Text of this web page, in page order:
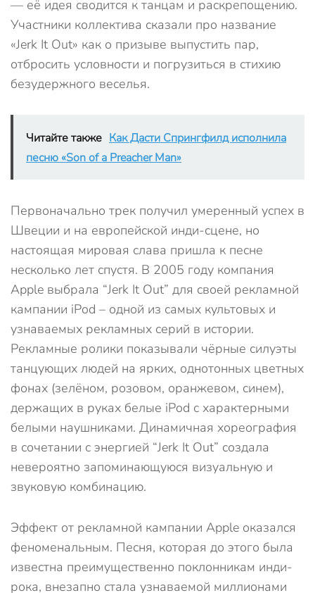
— её идея сводится к танцам и раскрепощению.
Участники коллектива сказали про название
«Jerk It Out» как о призыве выпустить пар,
отбросить условности и погрузиться в стихию
безудержного веселья.
Читайте также Как Дасти Спрингфилд исполнила
песню «Son of a Preacher Man»
Первоначально трек получил умеренный успех в
Швеции и на европейской инди-сцене, но
настоящая мировая слава пришла к песне
несколько лет спустя. В 2005 году компания
Apple выбрала “Jerk It Out” для своей рекламной
кампании iPod – одной из самых культовых и
узнаваемых рекламных серий в истории.
Рекламные ролики показывали чёрные силуэты
танцующих людей на ярких, однотонных цветных
фонах (зелёном, розовом, оранжевом, синем),
держащих в руках белые iPod с характерными
белыми наушниками. Динамичная хореография
в сочетании с энергией “Jerk It Out” создала
невероятно запоминающуюся визуальную и
звуковую комбинацию.
Эффект от рекламной кампании Apple оказался
феноменальным. Песня, которая до этого была
известна преимущественно поклонникам инди-
рока, внезапно стала узнаваемой миллионами